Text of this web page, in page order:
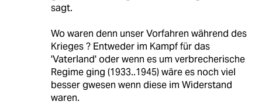
sagt.
Wo waren denn unser Vorfahren während des
Krieges ? Entweder im Kampf für das
'Vaterland' oder wenn es um verbrecherische
Regime ging (1933..1945) wäre es noch viel
besser gwesen wenn diese im Widerstand
waren.